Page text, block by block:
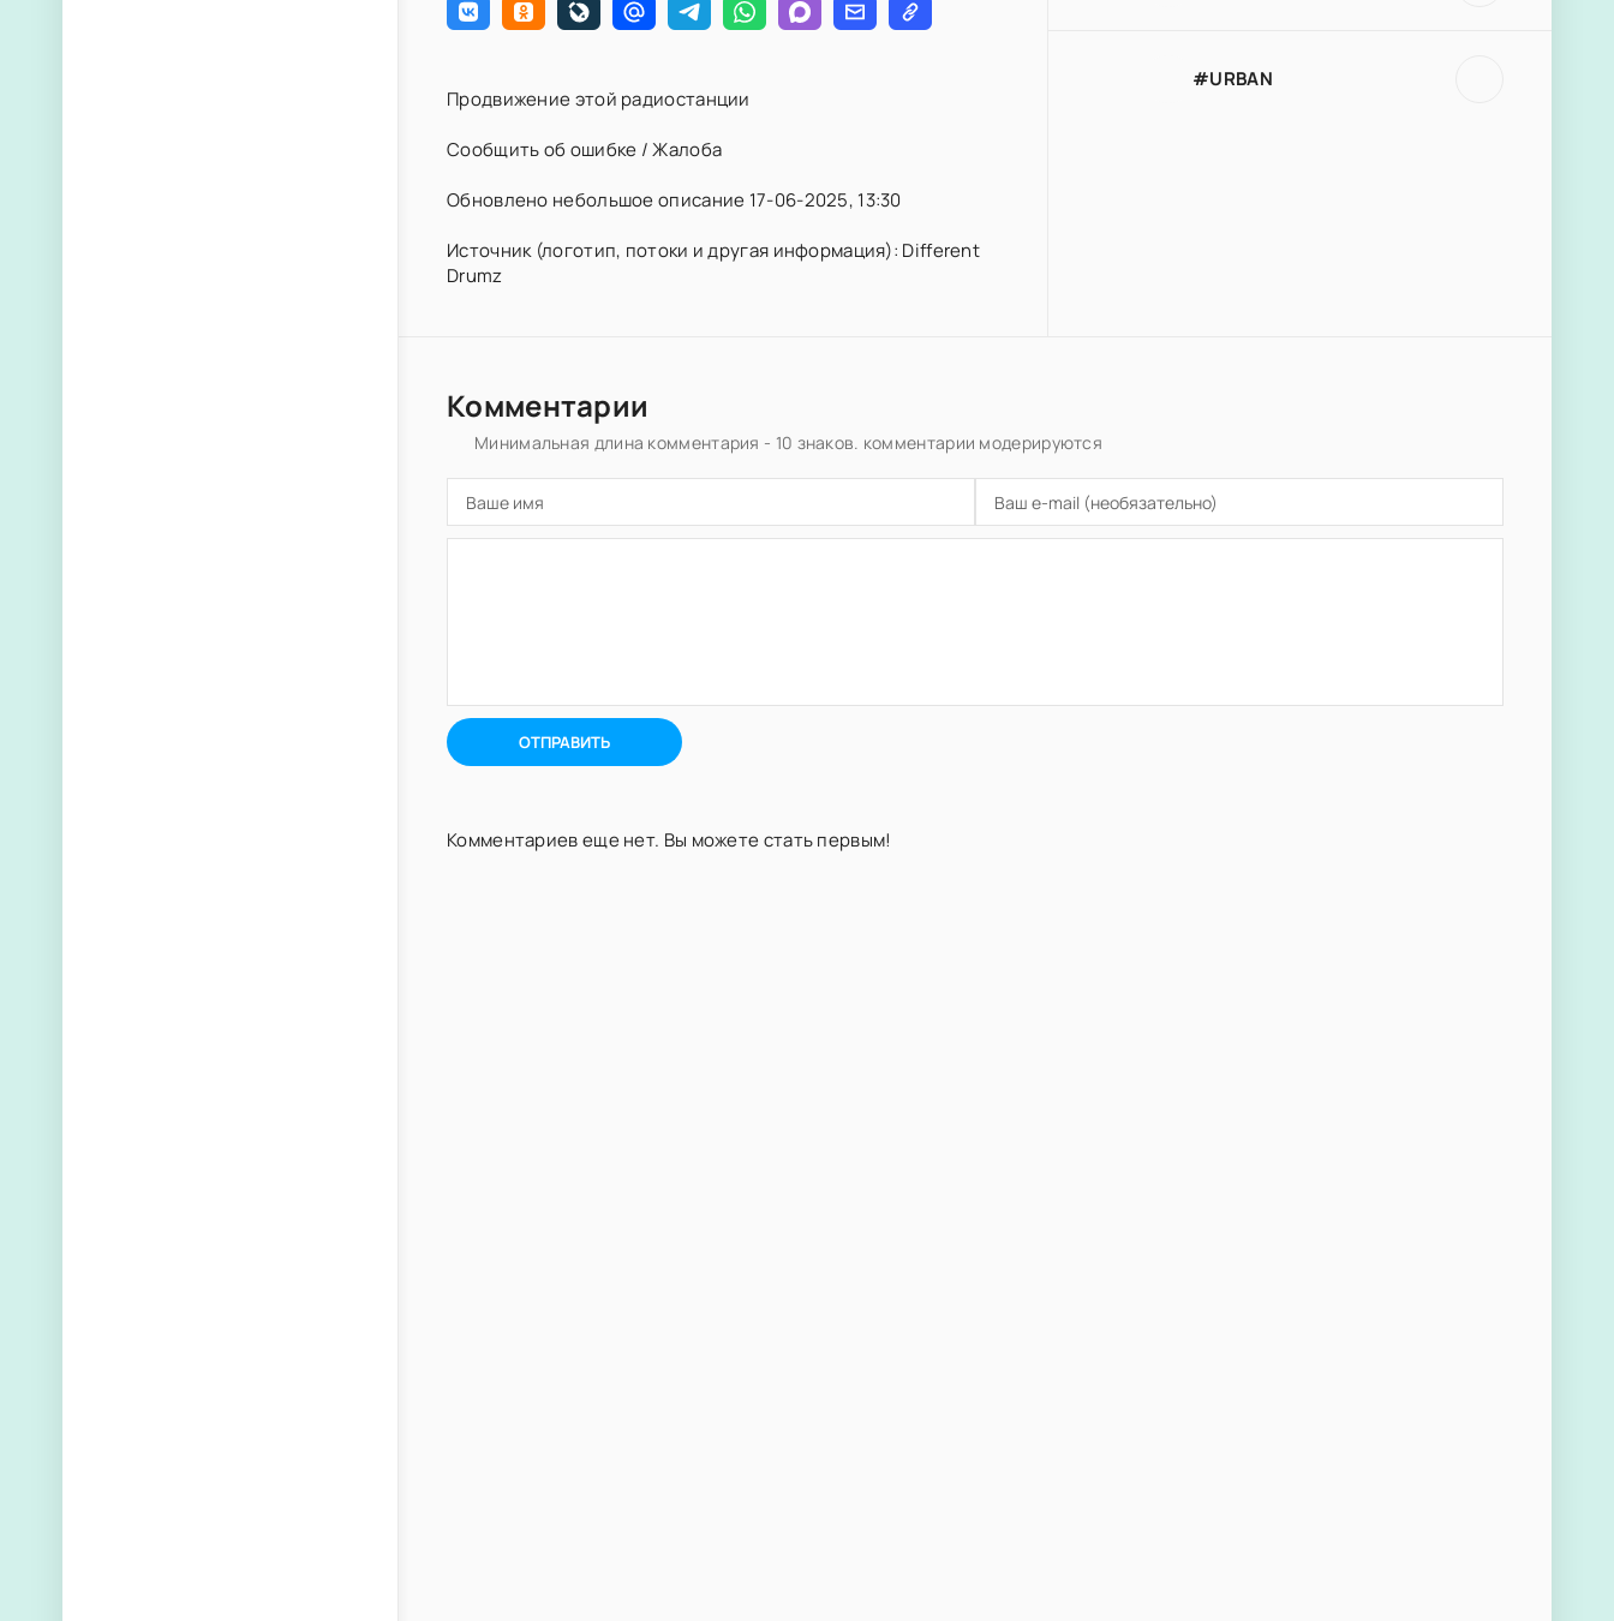
Продвижение этой радиостанции
Сообщить об ошибке / Жалоба
Обновлено небольшое описание 17-06-2025, 13:30
Источник (логотип, потоки и другая информация): Different
Drumz
#URBAN
Комментарии
Минимальная длина комментария - 10 знаков. комментарии модерируются
ОТПРАВИТЬ
Комментариев еще нет. Вы можете стать первым!